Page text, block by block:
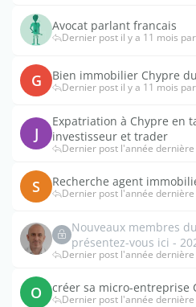
Avocat parlant francais
Dernier post il y a 11 mois
G Bien immobilier Chypre
Dernier post il y a 11 mois
J
Expatriation à Chypre en
investisseur et trader
Dernier post l'année
S Recherche agent
Dernier post l'année
Nouveaux membres
présentez-vous ici -
Dernier post l'année dernière
O créer sa micro-entreprise
Dernier post l'année